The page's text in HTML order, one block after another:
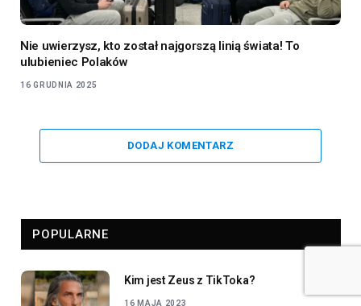
Nie uwierzysz, kto został najgorszą linią świata! To
ulubieniec Polaków
16 GRUDNIA 2025
DODAJ KOMENTARZ
POPULARNE
Kim jest Zeus z TikToka?
16 MAJA 2023